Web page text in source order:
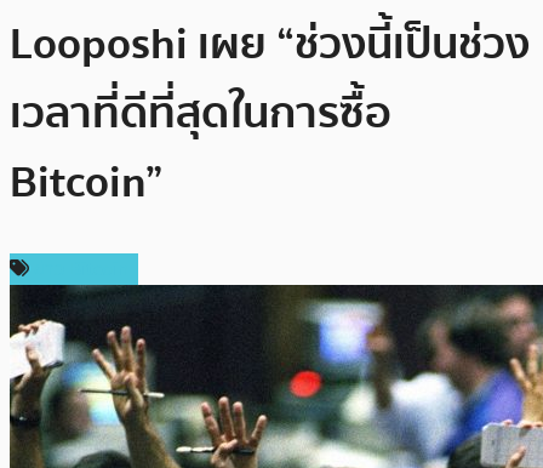
Looposhi เผย “ช่วงนี้เป็นช่วง
เวลาที่ดีที่สุดในการซื้อ
Bitcoin”